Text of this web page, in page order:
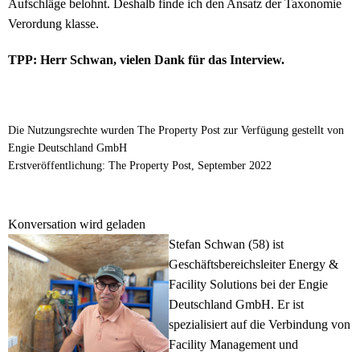
Aufschläge belohnt. Deshalb finde ich den Ansatz der Taxonomie
Verordung klasse.
TPP: Herr Schwan, vielen Dank für das Interview.
Die Nutzungsrechte wurden The Property Post zur Verfügung gestellt von
Engie Deutschland GmbH
Erstveröffentlichung: The Property Post, September 2022
Konversation wird geladen
Stefan Schwan (58) ist
Geschäftsbereichsleiter Energy &
Facility Solutions bei der Engie
Deutschland GmbH. Er ist
spezialisiert auf die Verbindung von
Facility Management und